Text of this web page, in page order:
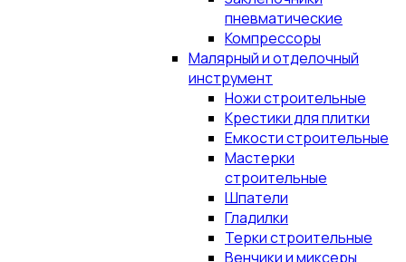
пневматические
Компрессоры
Малярный и отделочный
инструмент
Ножи строительные
Крестики для плитки
Емкости строительные
Мастерки
строительные
Шпатели
Гладилки
Терки строительные
Венчики и миксеры